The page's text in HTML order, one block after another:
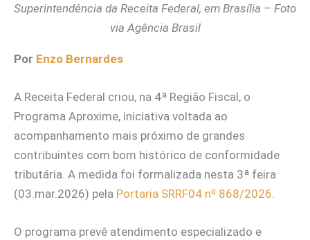
Superintendência da Receita Federal, em Brasília – Foto
via Agência Brasil
Por Enzo Bernardes
A Receita Federal criou, na 4ª Região Fiscal, o
Programa Aproxime, iniciativa voltada ao
acompanhamento mais próximo de grandes
contribuintes com bom histórico de conformidade
tributária. A medida foi formalizada nesta 3ª feira
(03.mar.2026) pela Portaria SRRF04 nº 868/2026.
O programa prevê atendimento especializado e